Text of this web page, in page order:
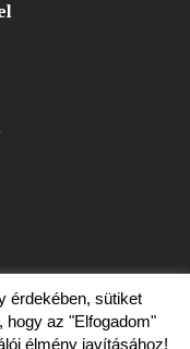
érdekében, sütiket
hogy az "Elfogadom"
élmény javításához!